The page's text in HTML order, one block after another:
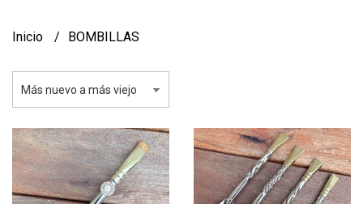
Inicio BOMBILLAS